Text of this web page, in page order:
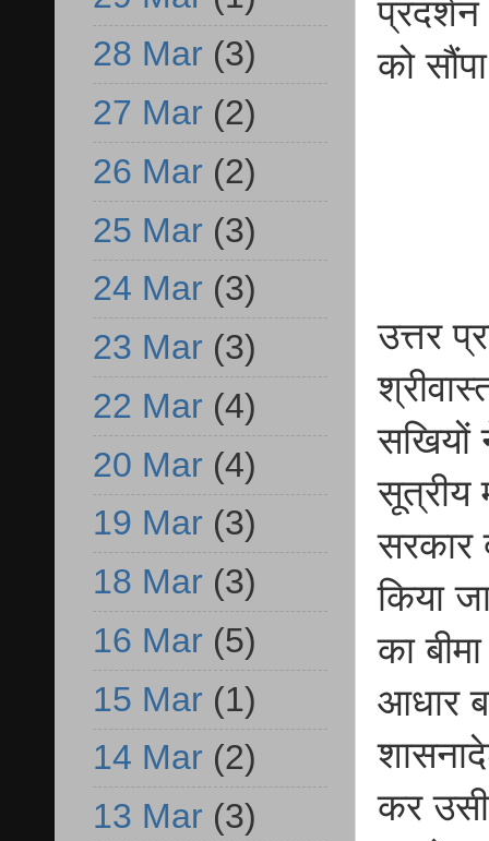
को सौंपा
उत्तर
सखियों
सूत्रीय
सरकार
किया
का
आधार
कर उसी
28 Mar (3)
27 Mar (2)
26 Mar (2)
25 Mar (3)
24 Mar (3)
23 Mar (3)
22 Mar (4)
20 Mar (4)
19 Mar (3)
18 Mar (3)
16 Mar (5)
15 Mar (1)
14 Mar (2)
13 Mar (3)